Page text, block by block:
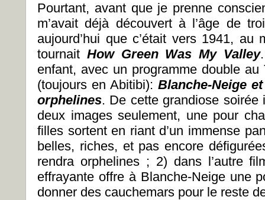
Pourtant, avant que je prenne
m’avait déjà découvert à l’âge de
aujourd’hui que c’était vers 1941,
tournait How Green Was My Valley
enfant, avec un programme double
(toujours en Abitibi): Blanche-Neige
orphelines. De cette grandiose
deux images seulement, une pour
filles sortent en riant d’un immense
belles, riches, et pas encore
rendra orphelines ; 2) dans l’autre
effrayante offre à Blanche-Neige une
donner des cauchemars pour le reste